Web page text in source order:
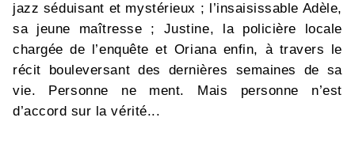
jazz séduisant et mystérieux ; l’insaisissable Adèle,
sa jeune maîtresse ; Justine, la policière locale
chargée de l’enquête et Oriana enfin, à travers le
récit bouleversant des dernières semaines de sa
vie. Personne ne ment. Mais personne n’est
d’accord sur la vérité...